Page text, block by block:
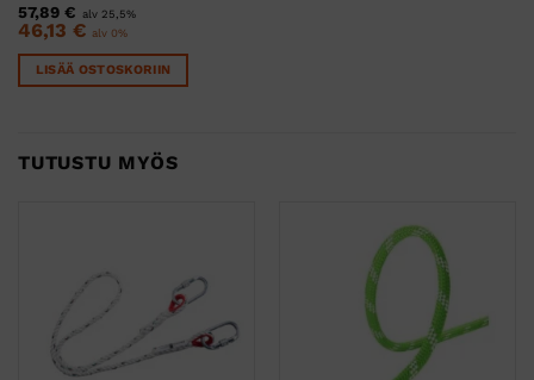
57,89 € alv 25,5%
46,13 € alv 0%
LISÄÄ OSTOSKORIIN
TUTUSTU MYÖS